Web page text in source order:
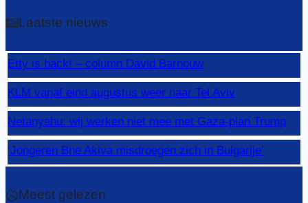
Laatste nieuws
Etty is back! – column David Barnouw
KLM vanaf eind augustus weer naar Tel Aviv
Netanyahu: wij werken niet mee met Gaza-plan Trump
‘Jongeren Bne Akiva misdroegen zich in Bulgarije’
Meest gelezen